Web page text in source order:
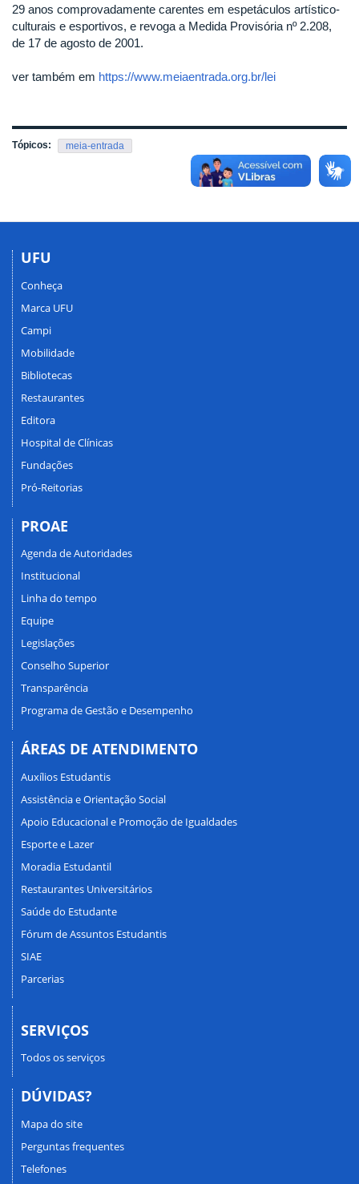
29 anos comprovadamente carentes em espetáculos artístico-
culturais e esportivos, e revoga a Medida Provisória nº 2.208,
de 17 de agosto de 2001.
ver também em https://www.meiaentrada.org.br/lei
Tópicos: meia-entrada
UFU
Conheça
Marca UFU
Campi
Mobilidade
Bibliotecas
Restaurantes
Editora
Hospital de Clínicas
Fundações
Pró-Reitorias
PROAE
Agenda de Autoridades
Institucional
Linha do tempo
Equipe
Legislações
Conselho Superior
Transparência
Programa de Gestão e Desempenho
ÁREAS DE ATENDIMENTO
Auxílios Estudantis
Assistência e Orientação Social
Apoio Educacional e Promoção de Igualdades
Esporte e Lazer
Moradia Estudantil
Restaurantes Universitários
Saúde do Estudante
Fórum de Assuntos Estudantis
SIAE
Parcerias
SERVIÇOS
Todos os serviços
DÚVIDAS?
Mapa do site
Perguntas frequentes
Telefones